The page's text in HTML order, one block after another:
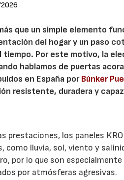
que un simple elemento
del hogar y un paso
tiempo. Por este motivo, la
hablamos de puertas
en España porBúnker
resistente, duradera y
prestaciones, los paneles
lluvia, sol, viento y
por lo que son
por atmósferas agresivas.